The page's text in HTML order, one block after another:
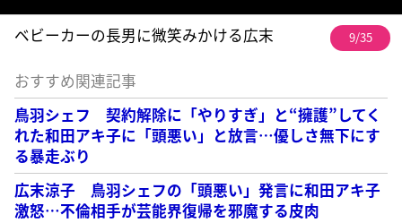
ベビーカーの長男に微笑みかける広末 9/35
おすすめ関連記事
鳥羽シェフ 契約解除に「やりすぎ」と“擁護”してく
れた和田アキ子に「頭悪い」と放言…優しさ無下にす
る暴走ぶり
広末涼子 鳥羽シェフの「頭悪い」発言に和田アキ子
激怒…不倫相手が芸能界復帰を邪魔する皮肉